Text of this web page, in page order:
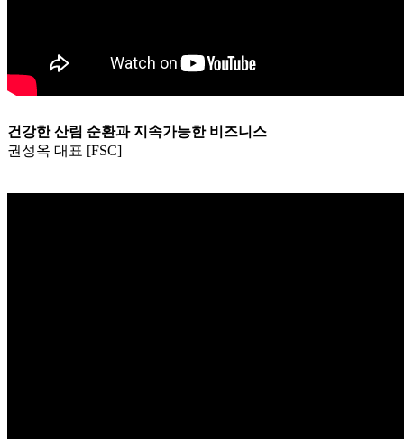
건강한 산림 순환과 지속가능한 비즈니스
권성옥 대표 [FSC]